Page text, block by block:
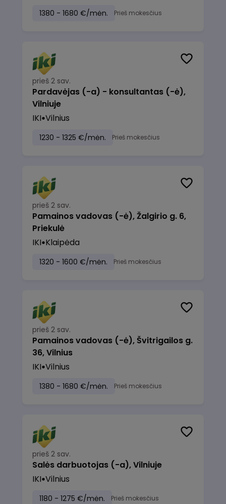
1380 - 1680 €/mėn. Prieš mokesčius
prieš 2 sav.
Pardavėjas (-a) - konsultantas (-ė),
Vilniuje
IKI Vilnius
1230 - 1325 €/mėn. Prieš mokesčius
prieš 2 sav.
Pamainos vadovas (-ė), Žalgirio g. 6,
Priekulė
IKI Klaipėda
1320 - 1600 €/mėn. Prieš mokesčius
prieš 2 sav.
Pamainos vadovas (-ė), Švitrigailos g.
36, Vilnius
IKI Vilnius
1380 - 1680 €/mėn. Prieš mokesčius
prieš 2 sav.
Salės darbuotojas (-a), Vilniuje
IKI Vilnius
1180 - 1275 €/mėn. Prieš mokesčius